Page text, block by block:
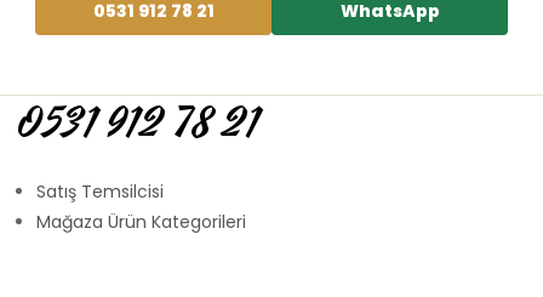
0531 912 78 21 WhatsApp
0531 912 78 21
Satış Temsilcisi
Mağaza Ürün Kategorileri